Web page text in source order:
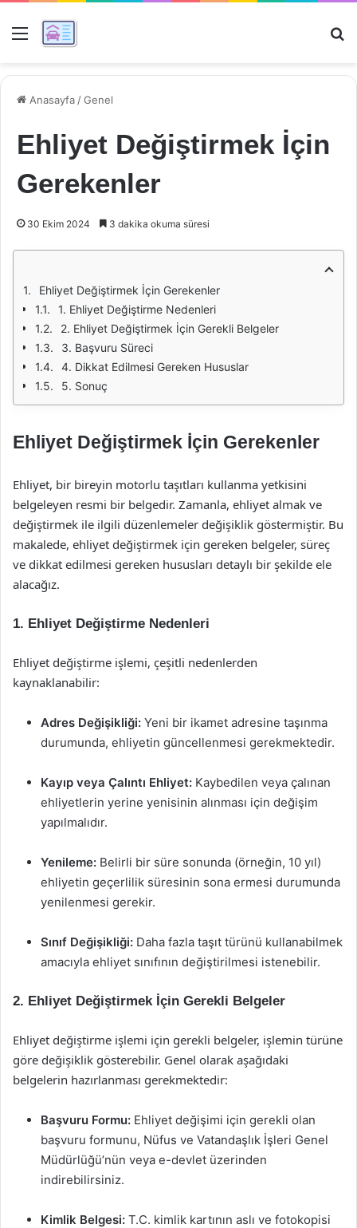
Menü
Anasayfa /Genel
Ehliyet Değiştirmek İçin
Gerekenler
30 Ekim 2024 3 dakika okuma süresi
Ehliyet Değiştirmek İçin Gerekenler
1. Ehliyet Değiştirme Nedenleri
2. Ehliyet Değiştirmek İçin Gerekli Belgeler
3. Başvuru Süreci
4. Dikkat Edilmesi Gereken Hususlar
5. Sonuç
Ehliyet Değiştirmek İçin Gerekenler
Ehliyet, bir bireyin motorlu taşıtları kullanma yetkisini
belgeleyen resmi bir belgedir. Zamanla, ehliyet almak ve
değiştirmek ile ilgili düzenlemeler değişiklik göstermiştir. Bu
makalede, ehliyet değiştirmek için gereken belgeler, süreç
ve dikkat edilmesi gereken hususları detaylı bir şekilde ele
alacağız.
1. Ehliyet Değiştirme Nedenleri
Ehliyet değiştirme işlemi, çeşitli nedenlerden
kaynaklanabilir:
Adres Değişikliği: Yeni bir ikamet adresine taşınma
durumunda, ehliyetin güncellenmesi gerekmektedir.
Kayıp veya Çalıntı Ehliyet: Kaybedilen veya çalınan
ehliyetlerin yerine yenisinin alınması için değişim
yapılmalıdır.
Yenileme: Belirli bir süre sonunda (örneğin, 10 yıl)
ehliyetin geçerlilik süresinin sona ermesi durumunda
yenilenmesi gerekir.
Sınıf Değişikliği: Daha fazla taşıt türünü kullanabilmek
amacıyla ehliyet sınıfının değiştirilmesi istenebilir.
2. Ehliyet Değiştirmek İçin Gerekli Belgeler
Ehliyet değiştirme işlemi için gerekli belgeler, işlemin türüne
göre değişiklik gösterebilir. Genel olarak aşağıdaki
belgelerin hazırlanması gerekmektedir:
Başvuru Formu: Ehliyet değişimi için gerekli olan
başvuru formunu, Nüfus ve Vatandaşlık İşleri Genel
Müdürlüğü’nün veya e-devlet üzerinden
indirebilirsiniz.
Kimlik Belgesi: T.C. kimlik kartının aslı ve fotokopisi